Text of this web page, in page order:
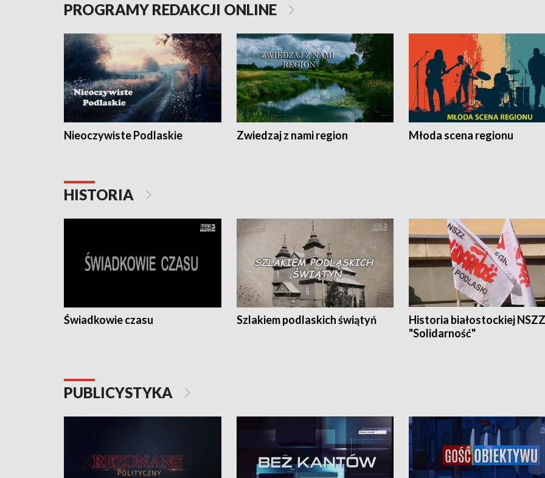
PROGRAMY REDAKCJI ONLINE
Nieoczywiste Podlaskie Zwiedzaj z nami region Młoda scena regionu
HISTORIA
Świadkowie czasu Szlakiem podlaskich świątyń
Historia białostockiej NSZZ
"Solidarność"
PUBLICYSTYKA